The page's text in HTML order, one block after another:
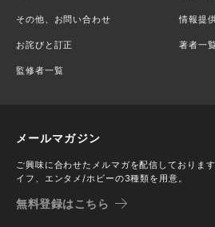
その他、お問い合わせ 情報提
お詫びと訂正 著者一
監修者一覧
メールマガジン
ご興味に合わせたメルマガを配信しておりま
イフ、エンタメ/ホビーの3種類を用意。
無料登録はこちら